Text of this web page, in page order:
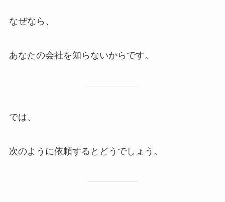
なぜなら、
あなたの会社を知らないからです。
では、
次のように依頼するとどうでしょう。